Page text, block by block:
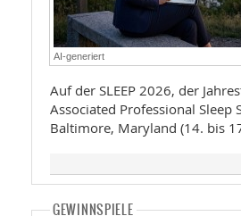
AI-generiert
Auf der SLEEP 2026, der
Associated Professional Sleep
Baltimore, Maryland (14. bis
GEWINNSPIELE